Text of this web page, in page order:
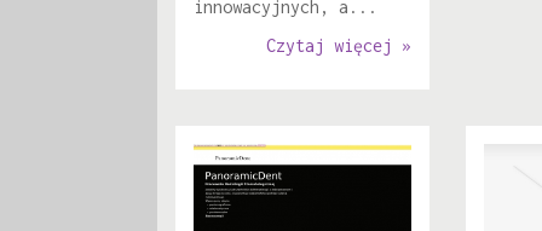
innowacyjnych, a...
Czytaj więcej »